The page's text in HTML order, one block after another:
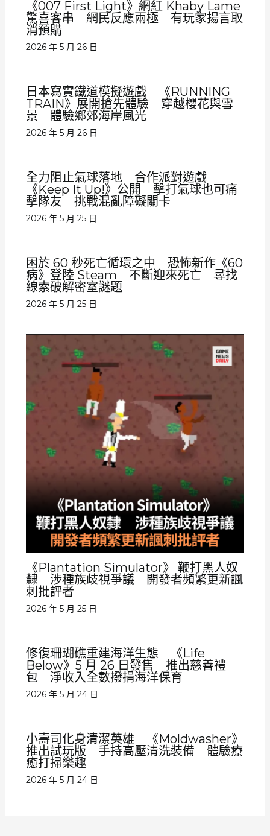
《007 First Light》網紅 Khaby Lame
驚喜客串 網民反應兩極 有玩家揚言取
消預購
2026 年 5 月 26 日
日本寫實鐵道模擬遊戲 《RUNNING
TRAIN》展開搶先體驗 穿越櫻花與雪
景 體驗鄉郊海岸風光
2026 年 5 月 26 日
全力阻止氣球落地 合作派對遊戲
《Keep It Up!》公開 擊打氣球也可痛
擊隊友 挑戰混亂障礙關卡
2026 年 5 月 25 日
困於 60 秒死亡循環之中 恐怖新作《60
病》登陸 Steam 不斷迎來死亡 尋找
線索破解密室謎題
2026 年 5 月 25 日
《Plantation Simulator》 鞭打黑人奴
隸 涉種族歧視爭議 開發者頻繁更新諷
刺批評者
2026 年 5 月 25 日
修復珊瑚礁重建海洋生態 《Life
Below》5 月 26 日發售 推出慈善禮
包 淨收入全數撥捐海洋保育
2026 年 5 月 24 日
小壽司化身清潔英雄 《Moldwasher》
推出試玩版 手持高壓清洗裝備 體驗療
癒打掃樂趣
2026 年 5 月 24 日